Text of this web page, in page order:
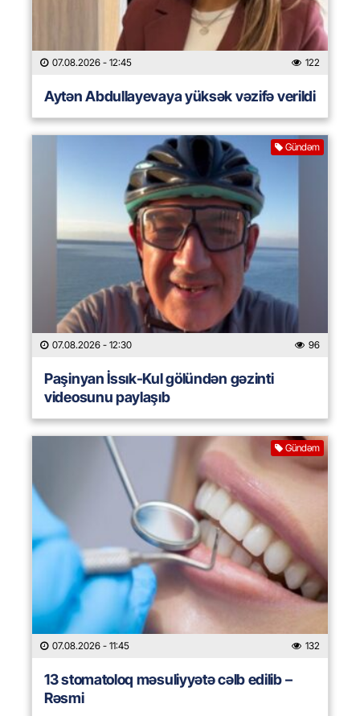
07.08.2026 - 12:45 122
Aytən Abdullayevaya yüksək vəzifə verildi
Gündəm
07.08.2026 - 12:30 96
Paşinyan İssık-Kul gölündən gəzinti
videosunu paylaşıb
Gündəm
07.08.2026 - 11:45 132
13 stomatoloq məsuliyyətə cəlb edilib –
Rəsmi